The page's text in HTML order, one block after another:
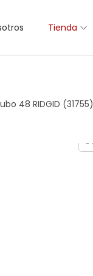
Tienda
48 RIDGID (31755)